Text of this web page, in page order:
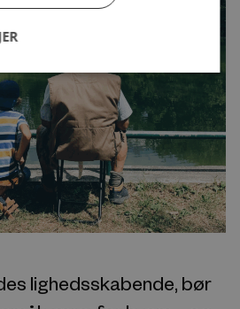
lighedsskabende, bør